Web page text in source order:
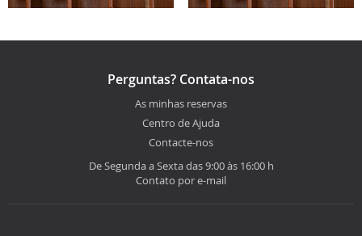
Perguntas? Contata-nos
As minhas reservas
Centro de Ajuda
Contacte-nos
De Segunda a Sexta das 9:00 às 16:00 h
Contato por e-mail